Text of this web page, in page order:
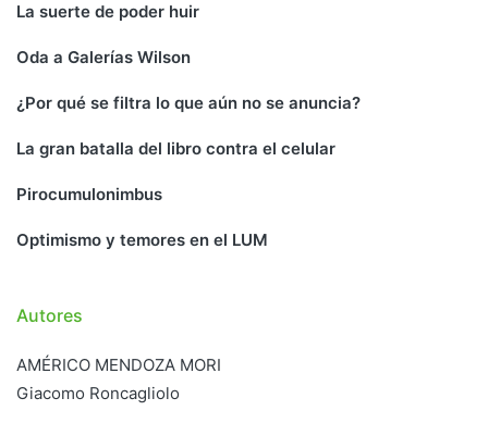
La suerte de poder huir
Oda a Galerías Wilson
¿Por qué se filtra lo que aún no se anuncia?
La gran batalla del libro contra el celular
Pirocumulonimbus
Optimismo y temores en el LUM
Autores
AMÉRICO MENDOZA MORI
Giacomo Roncagliolo